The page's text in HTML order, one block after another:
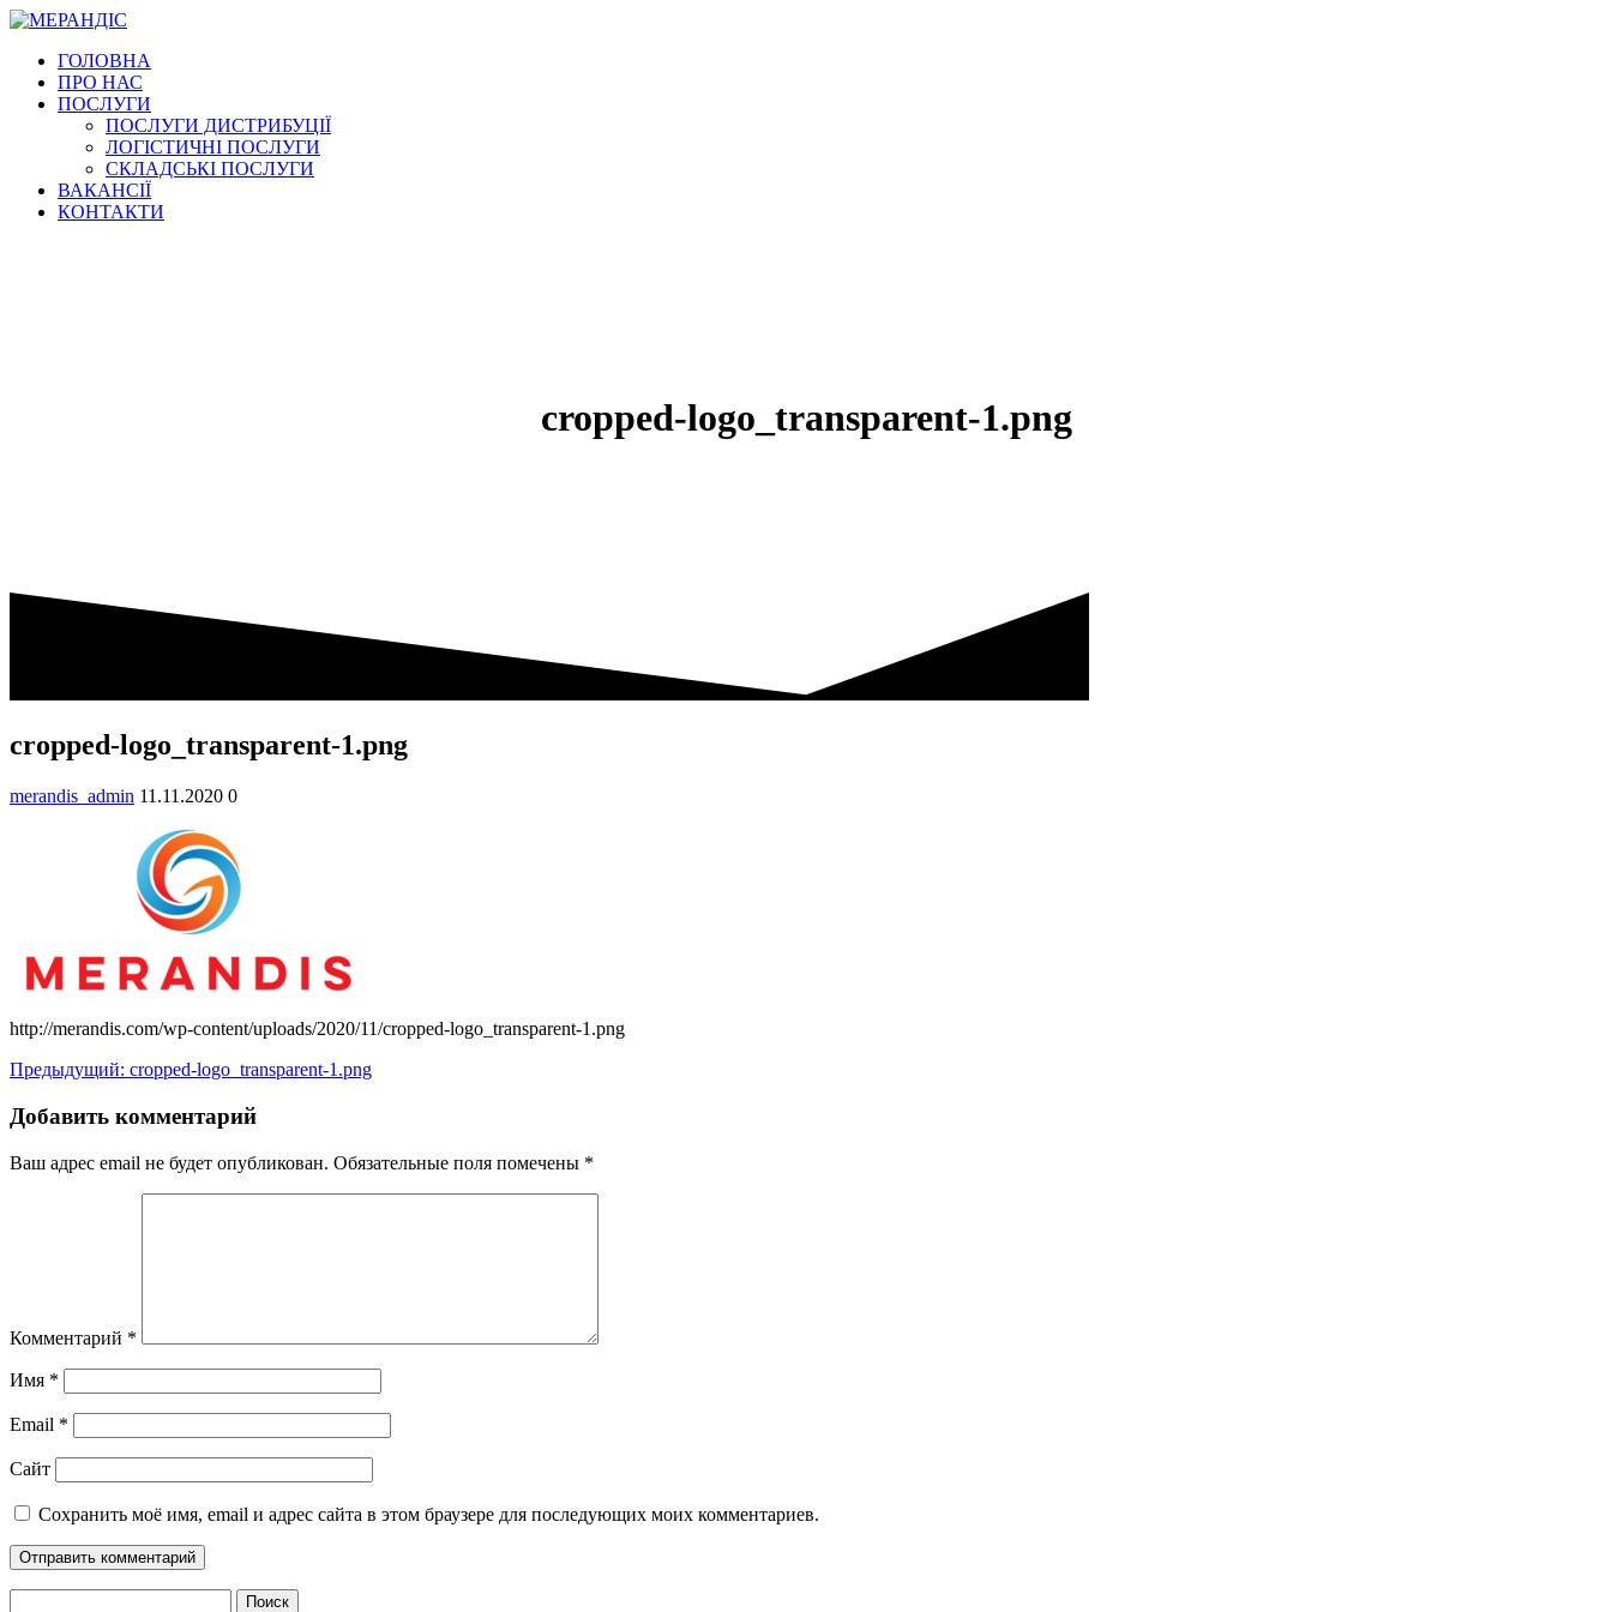
Перейти
содержимому
ГОЛОВНА
ПРО НАС
ПОСЛУГИ
ПОСЛУГИ ДИСТРИБУЦІЇ
ЛОГІСТИЧНІ ПОСЛУГИ
СКЛАДСЬКІ ПОСЛУГИ
ВАКАНСІЇ
КОНТАКТИ
cropped-logo_transparent-1.png
cropped-logo_transparent-1.png
merandis_admin 11.11.2020 0
http://merandis.com/wp-content/uploads/2020/11/cropped-logo_transparent-1.png
Навигация
по
записям
Предыдущий: Предыдущая
cropped-logo_transparent-1.png
Добавить комментарий
Ваш адрес email не будет опубликован. Обязательные поля помечены *
Комментарий *
Имя *
Email *
Сайт
Сохранить моё имя, email и адрес сайта в этом браузере для последующих моих комментариев.